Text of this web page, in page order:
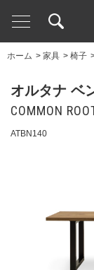
ホーム > 家具 > 椅子
オルタナ ベ
COMMON
ATBN140